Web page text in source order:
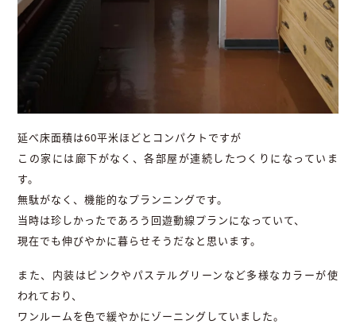
延べ床面積は60平米ほどとコンパクトですが
この家には廊下がなく、各部屋が連続したつくりになっていま
す。
無駄がなく、機能的なプランニングです。
当時は珍しかったであろう回遊動線プランになっていて、
現在でも伸びやかに暮らせそうだなと思います。
また、内装はピンクやパステルグリーンなど多様なカラーが使
われており、
ワンルームを色で緩やかにゾーニングしていました。